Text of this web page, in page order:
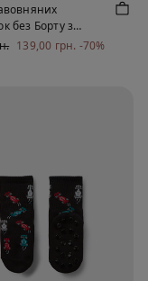
без Борту з
для Хлопчиків
139,00 грн. -70%